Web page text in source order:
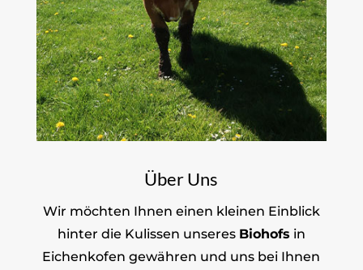
Über Uns
Wir möchten Ihnen einen kleinen Einblick
hinter die Kulissen unseres Biohofs in
Eichenkofen gewähren und uns bei Ihnen